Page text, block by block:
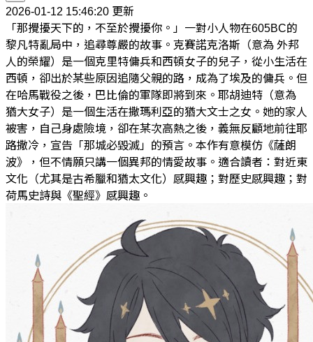
2026-01-12 15:46:20 更新
「那攪擾天下的，不至於攪擾你。」一對小人物在605BC的
黎凡特亂局中，追尋尊嚴的故事。克賽諾克洛斯（意為 外邦
人的榮耀）是一個克里特傭兵和西頓女子的兒子，從小生活在
西頓，卻出於某些原因追隨父親的路，成為了埃及的傭兵。但
在哈馬戰役之後，巴比倫的軍隊即將到來。耶胡迪特（意為
猶大女子）是一個生活在撒瑪利亞的猶大文士之女。她的家人
被害，自己身處險境，卻在某次高熱之後，義無反顧地前往耶
路撒冷，宣告「那城必毀滅」的預言。本作有意模仿《薩朗
波》，但不情願只講一個異邦的情愛故事。適合讀者：對近東
文化（尤其是古希臘和猶太文化）感興趣；對歷史感興趣；對
荷馬史詩與《聖經》感興趣。